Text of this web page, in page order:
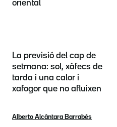
oriental
La previsió del cap de
setmana: sol, xàfecs de
tarda i una calor i
xafogor que no afluixen
Alberto Alcántara Barrabés